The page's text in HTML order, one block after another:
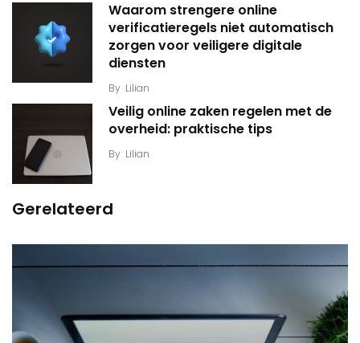
Waarom strengere online
verificatieregels niet automatisch
zorgen voor veiligere digitale
diensten
By Lilian
Veilig online zaken regelen met de
overheid: praktische tips
By Lilian
Gerelateerd